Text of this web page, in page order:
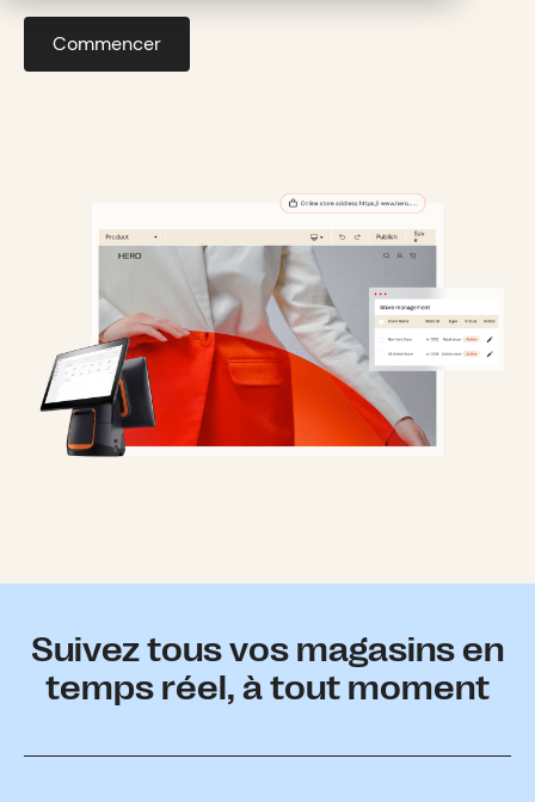
Commencer
Suivez tous vos magasins en
temps réel, à tout moment